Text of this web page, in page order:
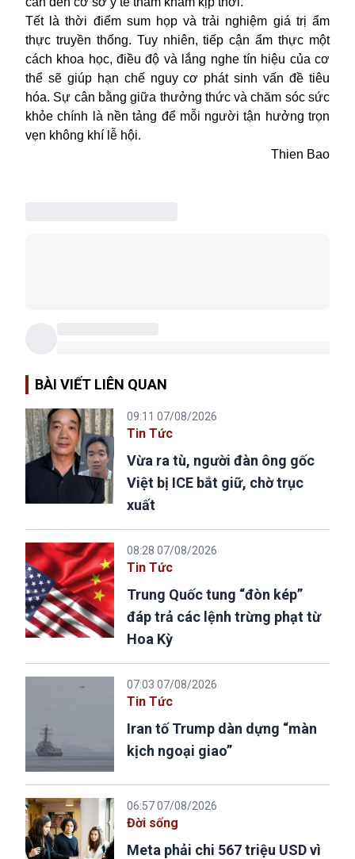
Tết là thời điểm sum họp và trải nghiệm giá trị ẩm
thực truyền thống. Tuy nhiên, tiếp cận ẩm thực một
cách khoa học, điều độ và lắng nghe tín hiệu của cơ
thể sẽ giúp hạn chế nguy cơ phát sinh vấn đề tiêu
hóa. Sự cân bằng giữa thưởng thức và chăm sóc sức
khỏe chính là nền tảng để mỗi người tận hưởng trọn
vẹn không khí lễ hội.
Thien Bao
BÀI VIẾT LIÊN QUAN
09:11 07/08/2026
Tin Tức
Vừa ra tù, người đàn ông gốc
Việt bị ICE bắt giữ, chờ trục
xuất
08:28 07/08/2026
Tin Tức
Trung Quốc tung “đòn kép”
đáp trả các lệnh trừng phạt từ
Hoa Kỳ
07:03 07/08/2026
Tin Tức
Iran tố Trump dàn dựng “màn
kịch ngoại giao”
06:57 07/08/2026
Đời sống
Meta phải chi 567 triệu USD vì